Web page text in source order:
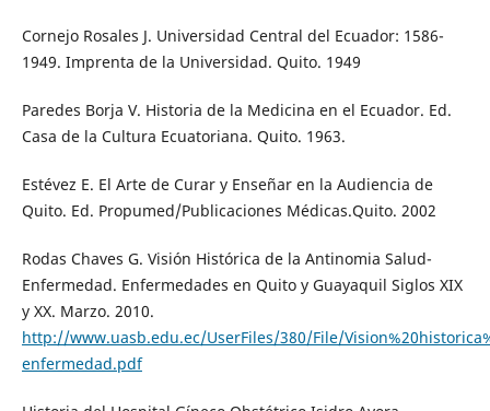
Cornejo Rosales J. Universidad Central del Ecuador: 1586-
1949. Imprenta de la Universidad. Quito. 1949
Paredes Borja V. Historia de la Medicina en el Ecuador. Ed.
Casa de la Cultura Ecuatoriana. Quito. 1963.
Estévez E. El Arte de Curar y Enseñar en la Audiencia de
Quito. Ed. Propumed/Publicaciones Médicas.Quito. 2002
Rodas Chaves G. Visión Histórica de la Antinomia Salud-
Enfermedad. Enfermedades en Quito y Guayaquil Siglos XIX
y XX. Marzo. 2010.
http://www.uasb.edu.ec/UserFiles/380/File/
enfermedad.pdf